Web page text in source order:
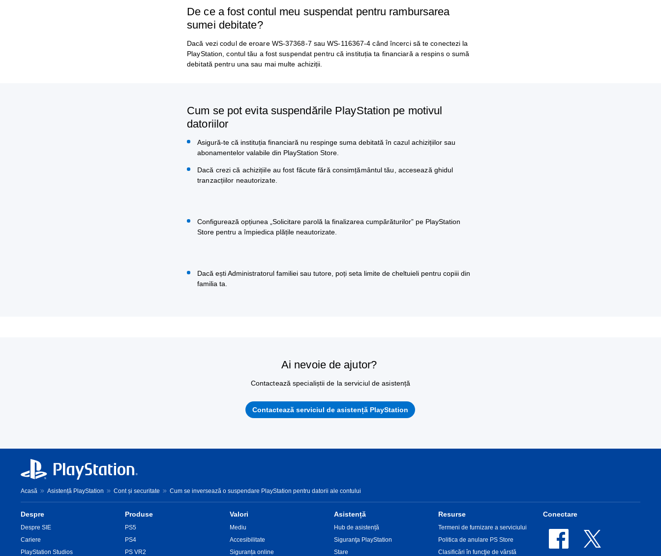
De ce a fost contul meu suspendat pentru rambursarea
sumei debitate?
Dacă vezi codul de eroare WS-37368-7 sau WS-116367-4 când încerci să te conectezi la
PlayStation, contul tău a fost suspendat pentru că instituția ta financiară a respins o sumă
debitată pentru una sau mai multe achiziții.
Cum se pot evita suspendările PlayStation pe motivul
datoriilor
Asigură-te că instituția financiară nu respinge suma debitată în cazul achizițiilor sau
abonamentelor valabile din PlayStation Store.
Dacă crezi că achizițiile au fost făcute fără consimțământul tău, accesează ghidul
tranzacțiilor neautorizate.
Configurează opțiunea „Solicitare parolă la finalizarea cumpărăturilor” pe PlayStation
Store pentru a împiedica plățile neautorizate.
Dacă ești Administratorul familiei sau tutore, poți seta limite de cheltuieli pentru copiii din
familia ta.
Ai nevoie de ajutor?
Contactează specialiștii de la serviciul de asistență
Contactează serviciul de asistență PlayStation
Acasă Asistență PlayStation Cont și securitate Cum se inversează o suspendare PlayStation pentru datorii ale contului
Despre
Despre SIE
Cariere
PlayStation Studios
Produse
PS5
PS4
PS VR2
Valori
Mediu
Accesibilitate
Siguranța online
Asistență
Hub de asistență
Siguranţa PlayStation
Stare
Resurse
Termeni de furnizare a serviciului
Politica de anulare PS Store
Clasificări în funcţie de vârstă
Conectare